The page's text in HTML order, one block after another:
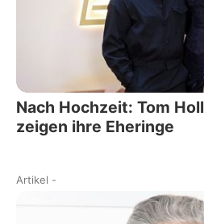
Nach Hochzeit: Tom
zeigen ihre Eheringe
Artikel -